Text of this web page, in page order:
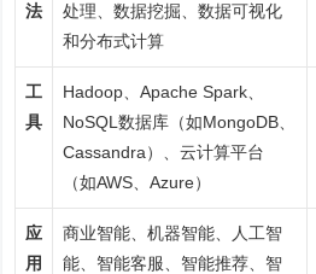
法
处理、数据挖掘、数据可视化
和分布式计算
工
具
Hadoop、Apache Spark、
NoSQL数据库（如MongoDB、
Cassandra）、云计算平台
（如AWS、Azure）
应
用
商业智能、机器智能、人工智
能、智能客服、智能推荐、智